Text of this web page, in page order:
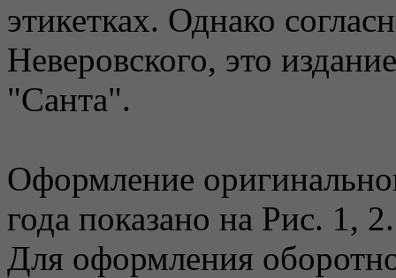
этикетках. Однако
Неверовского, это
"Санта".
Оформление
года показано на Рис. 1, 2.
Для оформления